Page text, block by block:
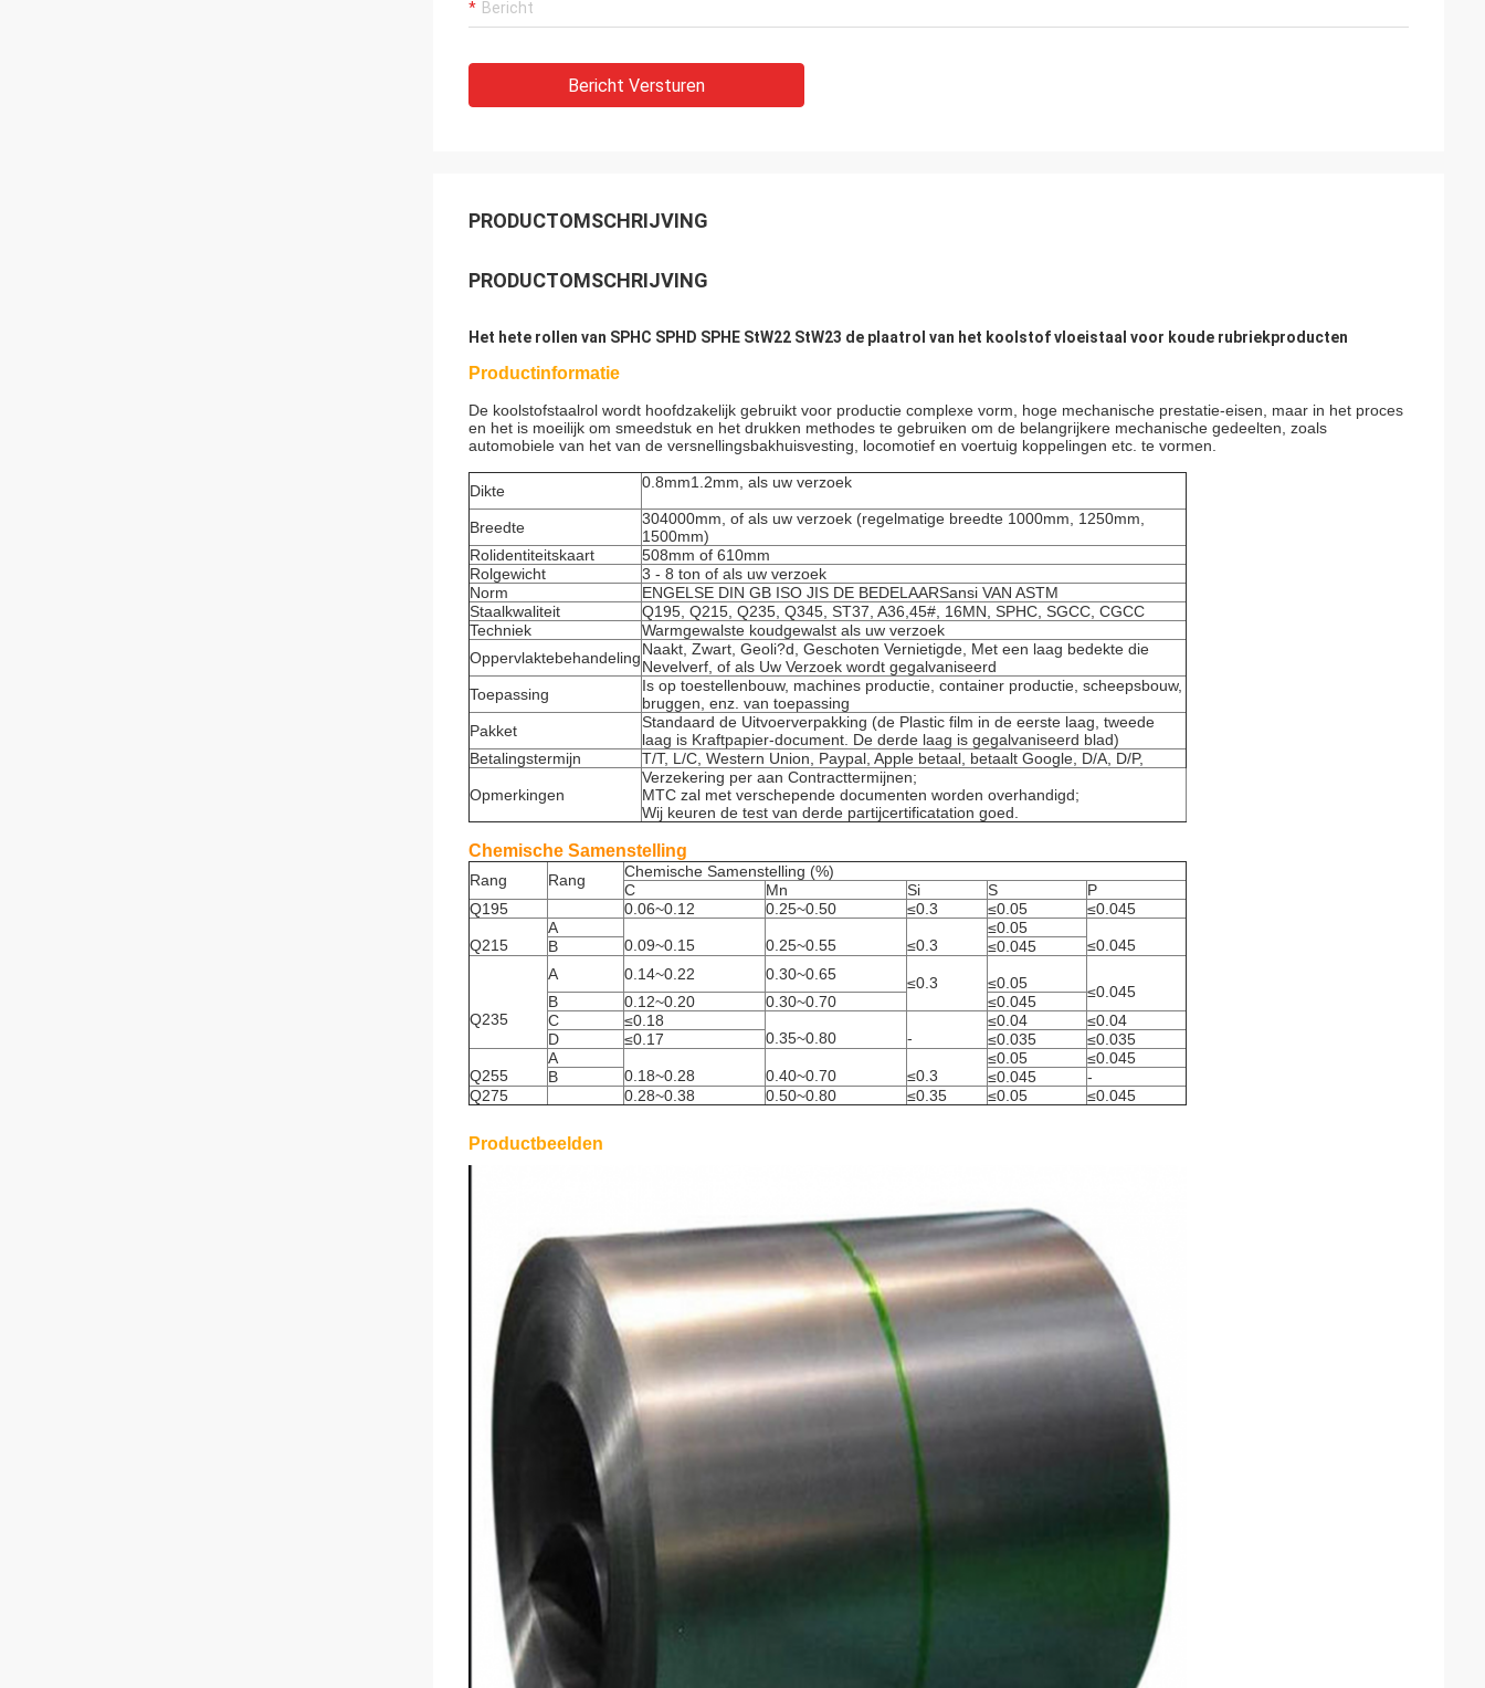
Bericht Versturen
PRODUCTOMSCHRIJVING
PRODUCTOMSCHRIJVING
Het hete rollen van SPHC SPHD SPHE StW22 StW23 de plaatrol van het koolstof vloeistaal voor koude rubriekproducten
Productinformatie
De koolstofstaalrol wordt hoofdzakelijk gebruikt voor productie complexe vorm, hoge mechanische prestatie-eisen, maar in het proces
en het is moeilijk om smeedstuk en het drukken methodes te gebruiken om de belangrijkere mechanische gedeelten, zoals
automobiele van het van de versnellingsbakhuisvesting, locomotief en voertuig koppelingen etc. te vormen.
Dikte 0.8mm1.2mm, als uw verzoek
Breedte
304000mm, of als uw verzoek (regelmatige breedte 1000mm, 1250mm,
1500mm)
Rolidentiteitskaart
508mm of 610mm
Rolgewicht
3 - 8 ton of als uw verzoek
Norm
ENGELSE DIN GB ISO JIS DE BEDELAARSansi VAN ASTM
Staalkwaliteit
Q195, Q215, Q235, Q345, ST37, A36,45#, 16MN, SPHC, SGCC, CGCC
Techniek
Warmgewalste koudgewalst als uw verzoek
OppervlaktebehandelingNaakt, Zwart, Geoli?d, Geschoten Vernietigde, Met een laag bedekte die
Nevelverf, of als Uw Verzoek wordt gegalvaniseerd
Toepassing
Is op toestellenbouw, machines productie, container productie, scheepsbouw,
bruggen, enz. van toepassing
Pakket
Standaard de Uitvoerverpakking (de Plastic film in de eerste laag, tweede
laag is Kraftpapier-document. De derde laag is gegalvaniseerd blad)
Betalingstermijn
T/T, L/C, Western Union, Paypal, Apple betaal, betaalt Google, D/A, D/P,
Opmerkingen
Verzekering per aan Contracttermijnen;
MTC zal met verschepende documenten worden overhandigd;
Wij keuren de test van derde partijcertificatation goed.
Chemische Samenstelling
Rang Rang
Chemische Samenstelling (%)
C
Mn Si S
P
Q195
0.06~0.12 0.25~0.50 ≤0.3 ≤0.05 ≤0.045
Q215
A
0.09~0.15
0.25~0.55 ≤0.3
≤0.05
≤0.045
B ≤0.045
Q235
A 0.14~0.22 0.30~0.65 ≤0.3 ≤0.05 ≤0.045
B 0.12~0.20 0.30~0.70
≤0.045
C
≤0.18
0.35~0.80
-
≤0.04
≤0.04
D
≤0.17 ≤0.035 ≤0.035
Q255
A
0.18~0.28
0.40~0.70 ≤0.3
≤0.05
≤0.045
B
≤0.045
-
Q275
0.28~0.38 0.50~0.80 ≤0.35 ≤0.05 ≤0.045
Productbeelden